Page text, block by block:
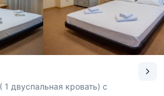
двуспальная кровать) с